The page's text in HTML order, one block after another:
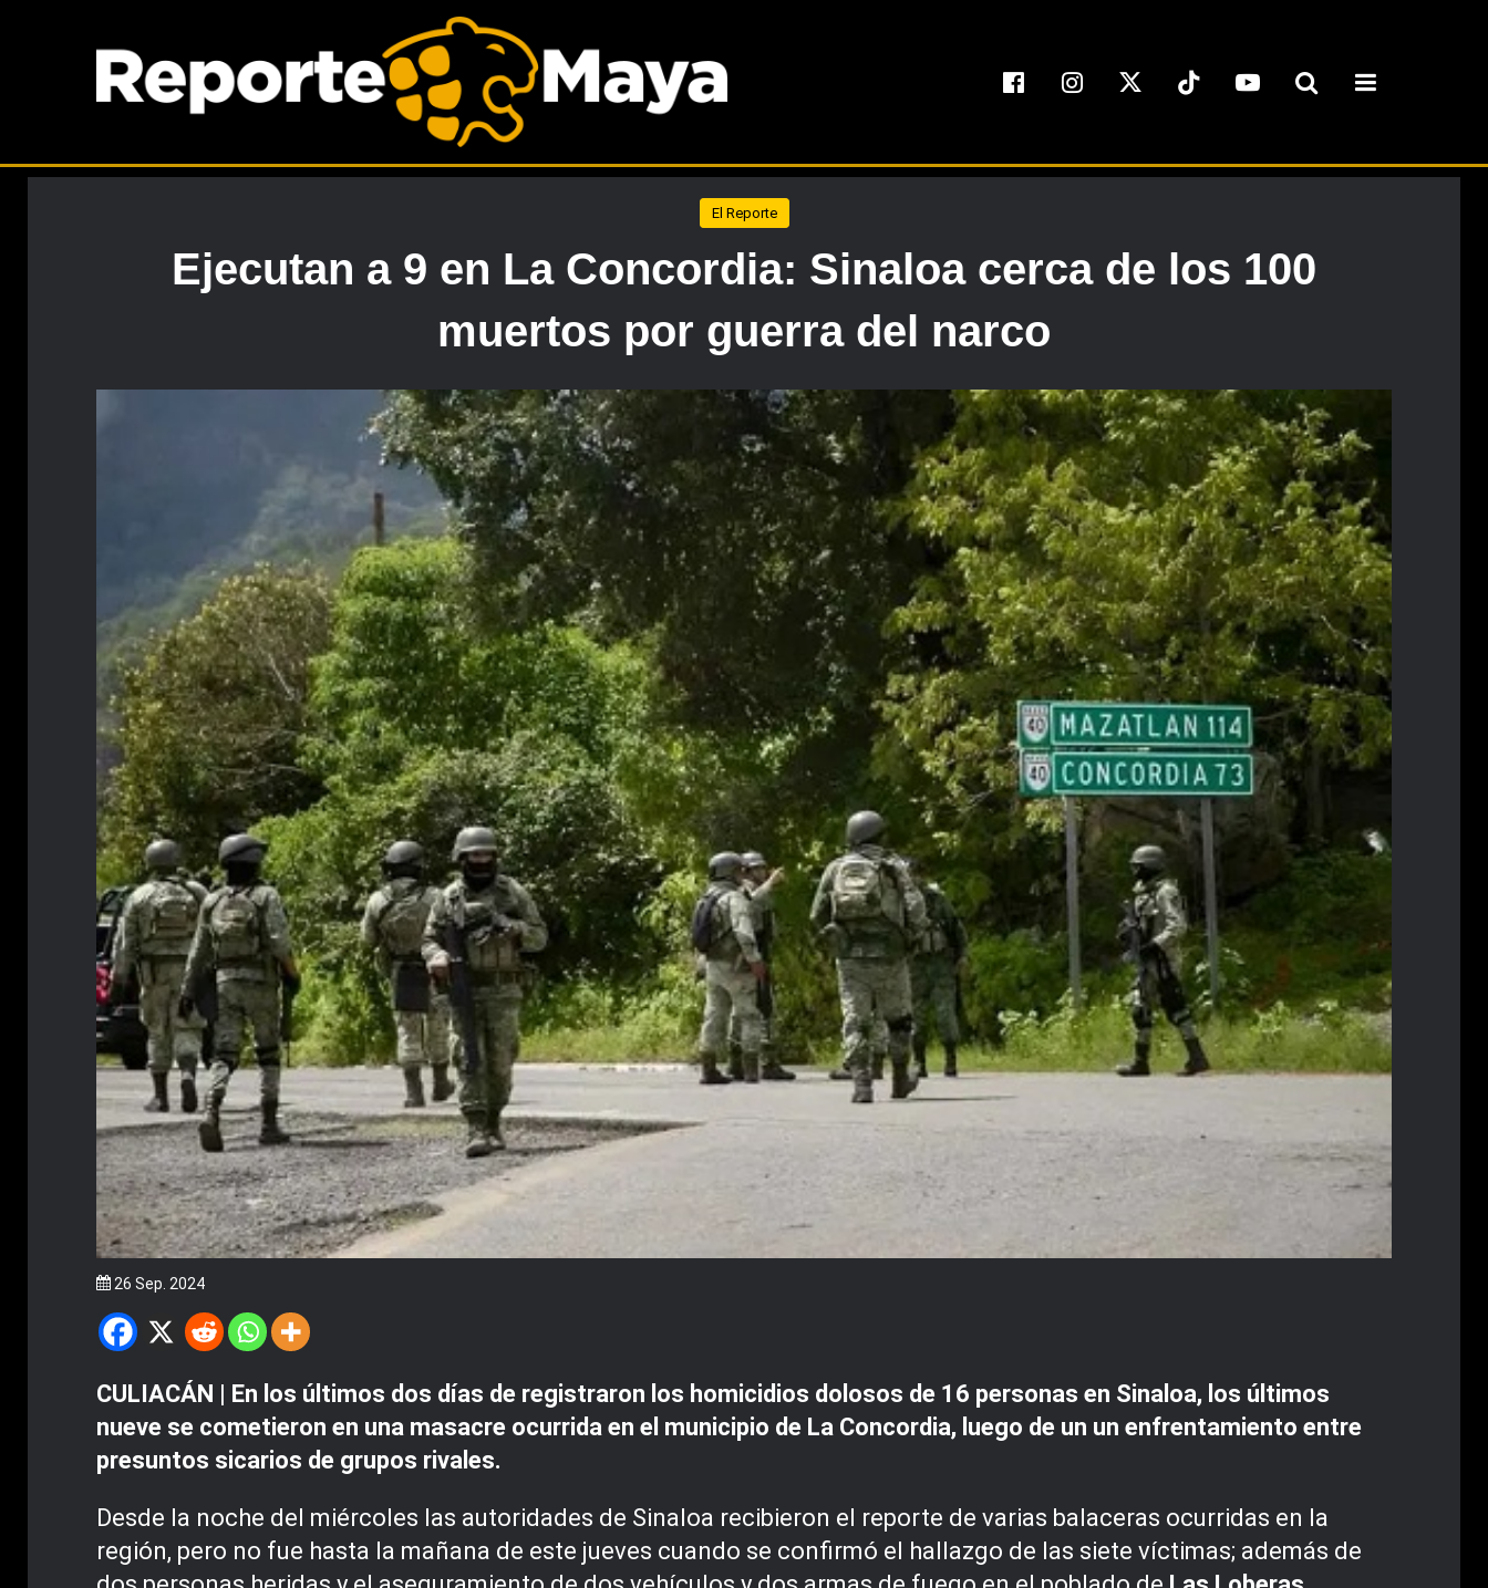
El Reporte
Ejecutan a 9 en La Concordia: Sinaloa cerca de los 100
muertos por guerra del narco
26 Sep. 2024
CULIACÁN | En los últimos dos días de registraron los homicidios dolosos de 16 personas en Sinaloa, los últimos
nueve se cometieron en una masacre ocurrida en el municipio de La Concordia, luego de un un enfrentamiento entre
presuntos sicarios de grupos rivales.
Desde la noche del miércoles las autoridades de Sinaloa recibieron el reporte de varias balaceras ocurridas en la
región, pero no fue hasta la mañana de este jueves cuando se confirmó el hallazgo de las siete víctimas; además de